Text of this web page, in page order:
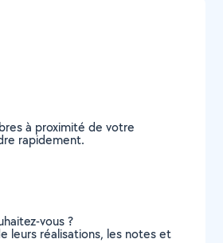
à proximité de votre
rapidement.
vous ?
leurs réalisations, les notes et